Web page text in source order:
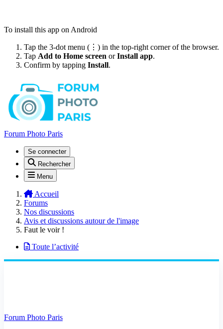
To install this app on Android
Tap the 3-dot menu (⋮) in the top-right corner of the browser.
Tap Add to Home screen orInstall app.
Confirm by tapping Install.
Forum Photo Paris
Se connecter
Rechercher
Menu
Accueil
Forums
Nos discussions
Avis et discussions autour de l'image
Faut le voir !
Toute l’activité
Forum Photo Paris